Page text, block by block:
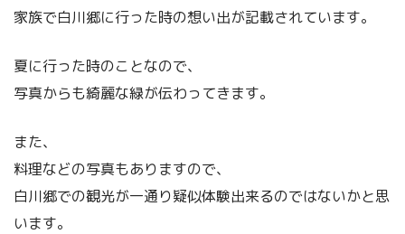
家族で白川郷に行った時の想い出が記載されています。
夏に行った時のことなので、
写真からも綺麗な緑が伝わってきます。
また、
料理などの写真もありますので、
白川郷での観光が一通り疑似体験出来るのではないかと思
います。